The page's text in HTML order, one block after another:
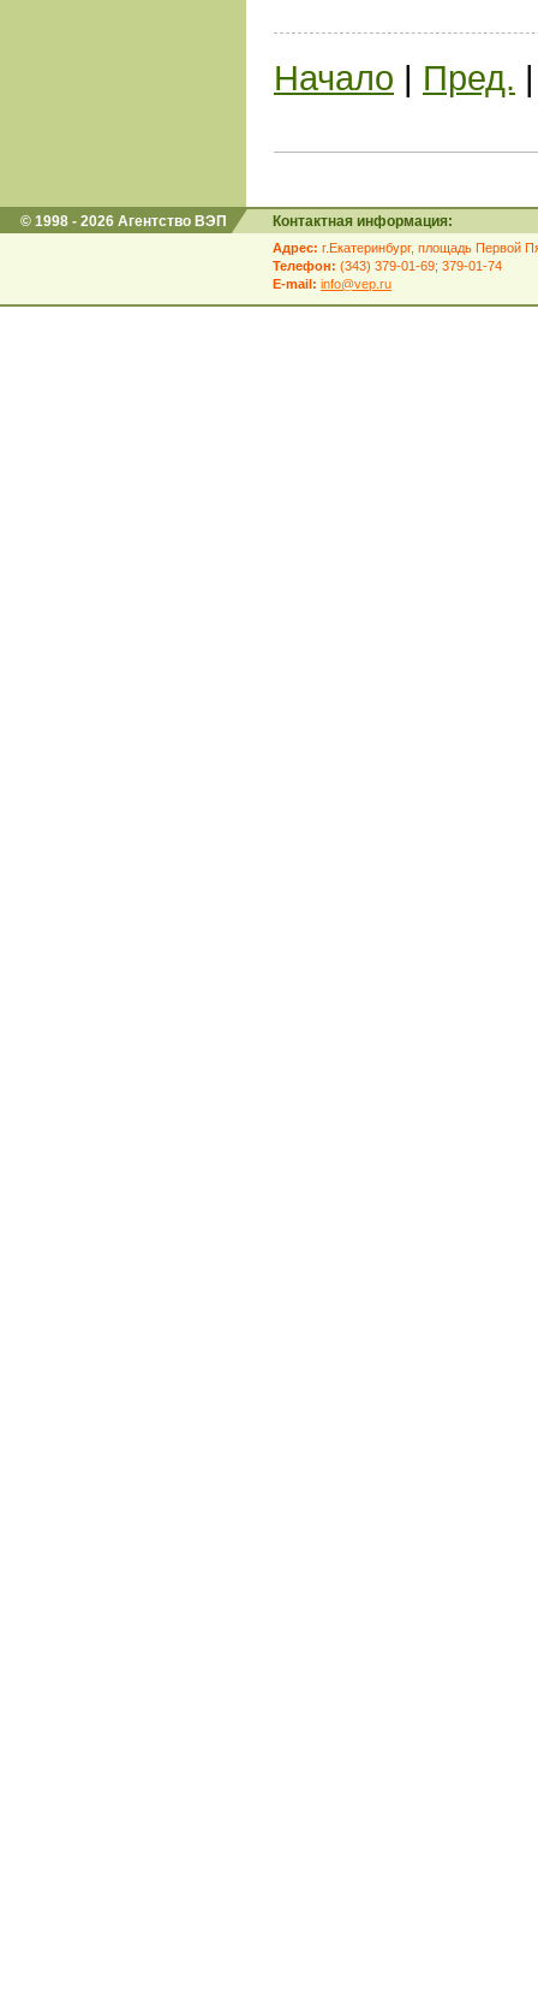
Начало | Пред.
© 1998 - 2026 Агентство ВЭП Контактная информация:
Адрес: г.Екатеринбург, площадь Первой
Телефон: (343) 379-01-69; 379-01-74
E-mail: info@vep.ru